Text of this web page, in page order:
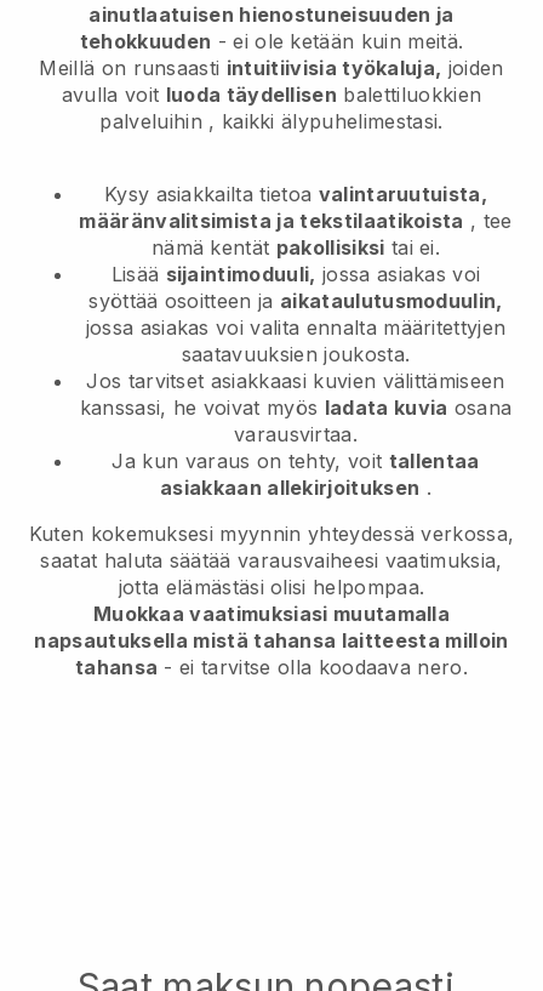
ainutlaatuisen hienostuneisuuden ja
tehokkuuden - ei ole ketään kuin meitä.
Meillä on runsaasti intuitiivisia työkaluja, joiden
avulla voit luoda täydellisen balettiluokkien
palveluihin , kaikki älypuhelimestasi.
Kysy asiakkailta tietoa valintaruutuista,
määränvalitsimista ja tekstilaatikoista , tee
nämä kentät pakollisiksi tai ei.
Lisää sijaintimoduuli, jossa asiakas voi
syöttää osoitteen ja aikataulutusmoduulin,
jossa asiakas voi valita ennalta määritettyjen
saatavuuksien joukosta.
Jos tarvitset asiakkaasi kuvien välittämiseen
kanssasi, he voivat myös ladata kuvia osana
varausvirtaa.
Ja kun varaus on tehty, voit tallentaa
asiakkaan allekirjoituksen .
Kuten kokemuksesi myynnin yhteydessä verkossa,
saatat haluta säätää varausvaiheesi vaatimuksia,
jotta elämästäsi olisi helpompaa.
Muokkaa vaatimuksiasi muutamalla
napsautuksella mistä tahansa laitteesta milloin
tahansa - ei tarvitse olla koodaava nero.